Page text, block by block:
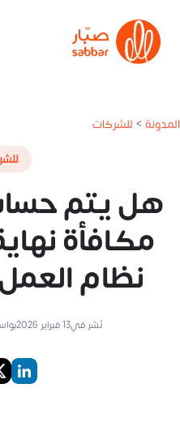
المدونة> للشركات
هل يتم
مكافأة
نظام
نُشر في13 فبراير 2026